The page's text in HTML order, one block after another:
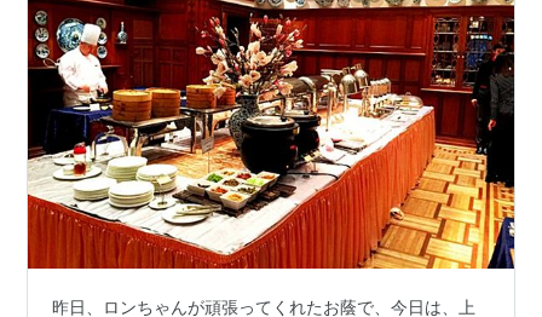
昨日、ロンちゃんが頑張ってくれたお蔭で、今日は、上